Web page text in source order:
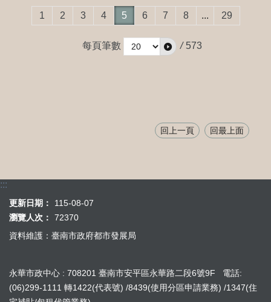
1 2 3 4 5 6 7 8 ... 29
每頁筆數 / 573
回上一頁 回最上面
:::
更新日期：
115-08-07
瀏覽人次：
72370
資料維護：臺南市政府都市發展局
永華市政中心 : 708201 臺南市安平區永華路二段6號9F 電話:
(06)299-1111 轉1422(代表號) /8439(使用分區申請業務) /1347(住